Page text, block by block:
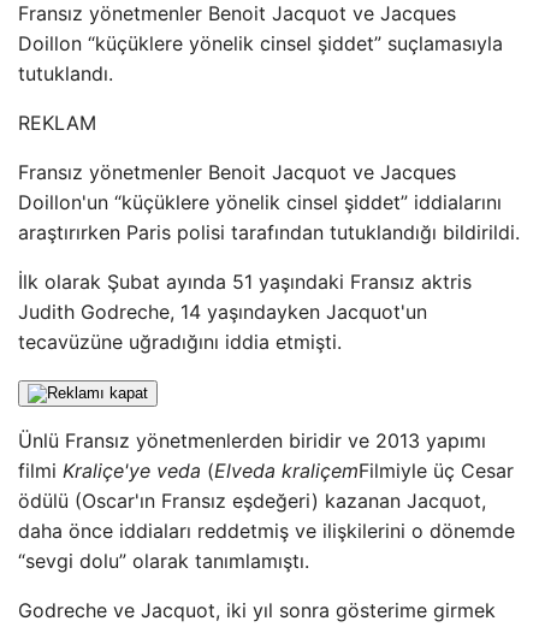
Fransız yönetmenler Benoit Jacquot ve Jacques
Doillon “küçüklere yönelik cinsel şiddet” suçlamasıyla
tutuklandı.
REKLAM
Fransız yönetmenler Benoit Jacquot ve Jacques
Doillon'un “küçüklere yönelik cinsel şiddet” iddialarını
araştırırken Paris polisi tarafından tutuklandığı bildirildi.
İlk olarak Şubat ayında 51 yaşındaki Fransız aktris
Judith Godreche, 14 yaşındayken Jacquot'un
tecavüzüne uğradığını iddia etmişti.
Ünlü Fransız yönetmenlerden biridir ve 2013 yapımı
filmi Kraliçe'ye veda (Elveda kraliçemFilmiyle üç Cesar
ödülü (Oscar'ın Fransız eşdeğeri) kazanan Jacquot,
daha önce iddiaları reddetmiş ve ilişkilerini o dönemde
“sevgi dolu” olarak tanımlamıştı.
Godreche ve Jacquot, iki yıl sonra gösterime girmek